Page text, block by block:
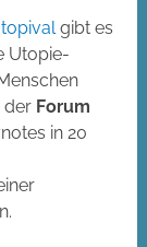
gibt es
Utopie-
der Forum
in 20